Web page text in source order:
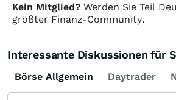
Kein Mitglied? Werden Sie Teil
größter Finanz-Community.
Interessante Diskussionen für
Börse Allgemein Daytrader